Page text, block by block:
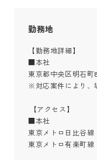
勤務地
【勤務地詳細】
■本社
東京都中央区明石
※対応案件により、
■本社
東京メトロ日比谷
東京メトロ有楽町